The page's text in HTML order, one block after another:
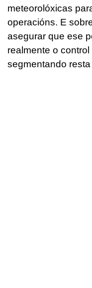
meteorolóxicas
operacións. E
asegurar que ese
realmente o
segmentando